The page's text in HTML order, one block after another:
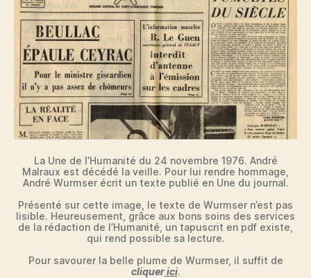
La Une de l’Humanité du 24 novembre 1976. André
Malraux est décédé la veille. Pour lui rendre hommage,
André Wurmser écrit un texte publié en Une du journal.
Présenté sur cette image, le texte de Wurmser n’est pas
lisible. Heureusement, grâce aux bons soins des services
de la rédaction de l’Humanité, un tapuscrit en pdf existe,
qui rend possible sa lecture.
Pour savourer la belle plume de Wurmser, il suffit de
cliquerici.